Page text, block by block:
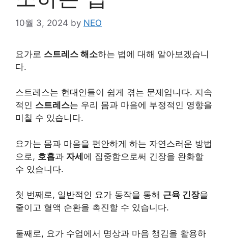
10월 3, 2024 by NEO
요가로 스트레스 해소하는 법에 대해 알아보겠습니
다.
스트레스는 현대인들이 쉽게 겪는 문제입니다. 지속
적인 스트레스는 우리 몸과 마음에 부정적인 영향을
미칠 수 있습니다.
요가는 몸과 마음을 편안하게 하는 자연스러운 방법
으로, 호흡과 자세에 집중함으로써 긴장을 완화할
수 있습니다.
첫 번째로, 일반적인 요가 동작을 통해 근육 긴장을
줄이고 혈액 순환을 촉진할 수 있습니다.
둘째로, 요가 수업에서 명상과 마음 챙김을 활용하